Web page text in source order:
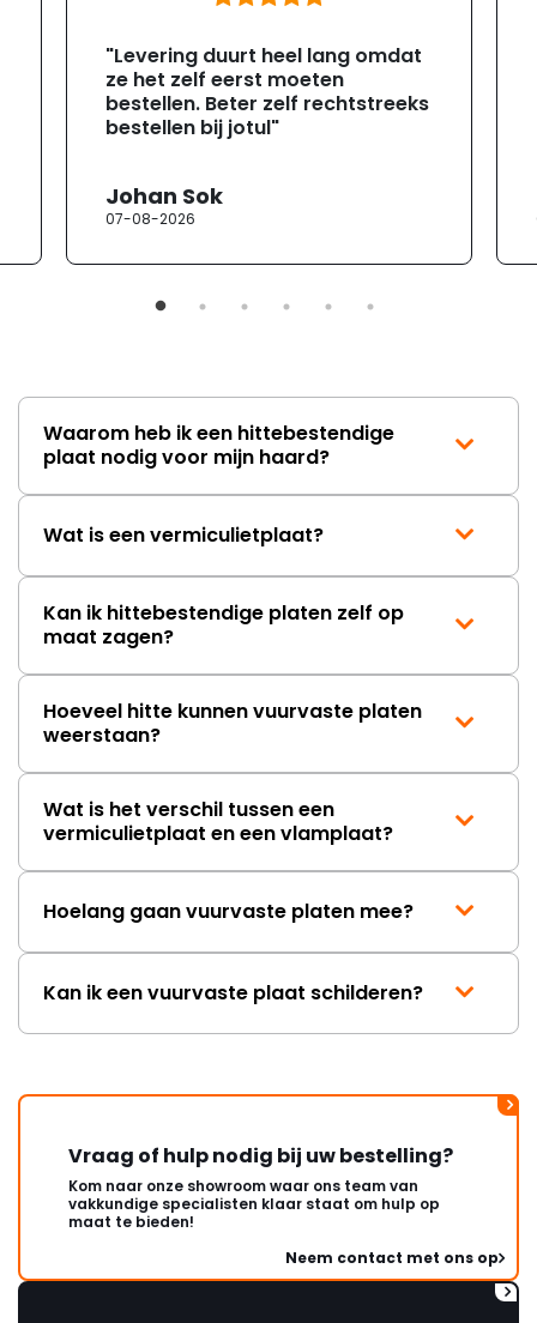
"Levering duurt heel lang omdat
ze het zelf eerst moeten
bestellen. Beter zelf rechtstreeks
bestellen bij jotul"
Johan Sok
07-08-2026
Waarom heb ik een hittebestendige
plaat nodig voor mijn haard?
Wat is een vermiculietplaat?
Kan ik hittebestendige platen zelf op
maat zagen?
Hoeveel hitte kunnen vuurvaste platen
weerstaan?
Wat is het verschil tussen een
vermiculietplaat en een vlamplaat?
Hoelang gaan vuurvaste platen mee?
Kan ik een vuurvaste plaat schilderen?
Vraag of hulp nodig bij uw bestelling?
Kom naar onze showroom waar ons team van
vakkundige specialisten klaar staat om hulp op
maat te bieden!
Neem contact met ons op